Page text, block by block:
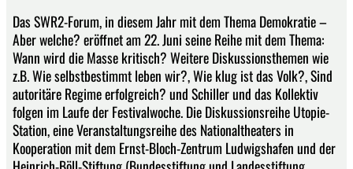
Das SWR2-Forum, in diesem Jahr mit dem Thema Demokratie –
Aber welche? eröffnet am 22. Juni seine Reihe mit dem Thema:
Wann wird die Masse kritisch? Weitere Diskussionsthemen wie
z.B. Wie selbstbestimmt leben wir?, Wie klug ist das Volk?, Sind
autoritäre Regime erfolgreich? und Schiller und das Kollektiv
folgen im Laufe der Festivalwoche. Die Diskussionsreihe Utopie-
Station, eine Veranstaltungsreihe des Nationaltheaters in
Kooperation mit dem Ernst-Bloch-Zentrum Ludwigshafen und der